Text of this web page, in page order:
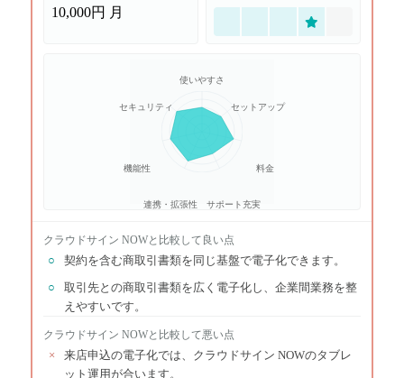
10,000円 月
使いやすさ
セットアップ
料金
サポート充実
連携・拡張性
機能性
セキュリティ
クラウドサイン NOWと比較して良い点
○
契約を含む商取引書類を同じ基盤で電子化できます。
○
取引先との商取引書類を広く電子化し、企業間業務を整
えやすいです。
クラウドサイン NOWと比較して悪い点
×
来店申込の電子化では、クラウドサイン NOWのタブレ
ット運用が合います。